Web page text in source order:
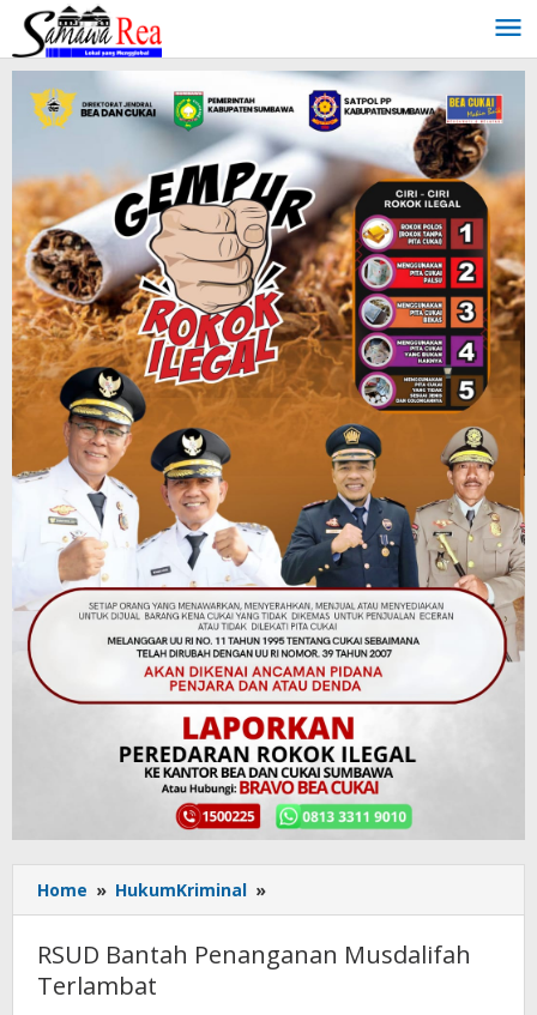
Lewati
konten
Home » HukumKriminal »
Bantah
Musdalifah
RSUD Bantah Penanganan Musdalifah
Terlambat